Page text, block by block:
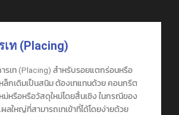
เท (Placing)
รเท (Placing) สำหรับรอยแตกร่อนหรือ
หล็กเดิมเป็นสนิม ต้องเทแทนด้วย คอนกรีต
ม่หรือหรือวัสดุใหม่โดยสิ้นเชิง ในกรณีของ
ลใหญ่ที่สามารถเทเข้าที่ได้โดยง่ายด้วย